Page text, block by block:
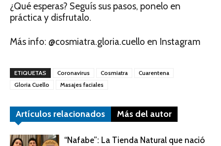
¿Qué esperas? Seguís sus pasos, ponelo en
práctica y disfrutalo.
Más info: @cosmiatra.gloria.cuello en Instagram
ETIQUETAS Coronavirus Cosmiatra
Cuarentena
Gloria Cuello
Masajes faciales
Artículos relacionados Más del autor
“Nafabe”: La Tienda Natural que nació